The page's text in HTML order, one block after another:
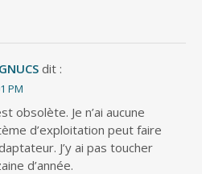
dit :
PM
obsolète. Je n’ai aucune
d’exploitation peut faire
J’y ai pas toucher
d’année.